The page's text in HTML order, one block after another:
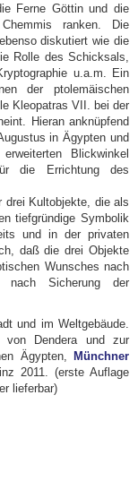
Ferne Göttin und die
ranken. Die
diskutiert wie die
Rolle des Schicksals,
u.a.m. Ein
der ptolemäischen
Kleopatras VII. bei der
Hieran anknüpfend
in Ägypten und
Blickwinkel
die Errichtung des
drei Kultobjekte, die als
tiefgründige Symbolik
und in der privaten
daß die drei Objekte
Wunsches nach
nach Sicherung der
und im Weltgebäude.
von Dendera und zur
Ägypten, Münchner
2011. (erste Auflage
lieferbar)